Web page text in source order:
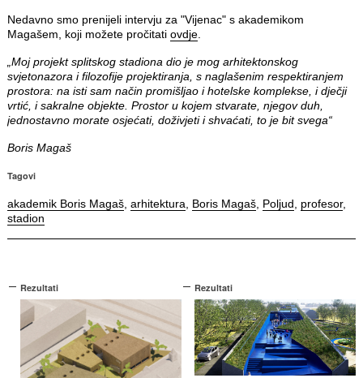
Nedavno smo prenijeli intervju za "Vijenac" s akademikom
Magašem, koji možete pročitati ovdje.
„Moj projekt splitskog stadiona dio je mog arhitektonskog
svjetonazora i filozofije projektiranja, s naglašenim respektiranjem
prostora: na isti sam način promišljao i hotelske komplekse, i dječji
vrtić, i sakralne objekte. Prostor u kojem stvarate, njegov duh,
jednostavno morate osjećati, doživjeti i shvaćati, to je bit svega“
Boris Magaš
Tagovi
akademik Boris Magaš, arhitektura, Boris Magaš, Poljud, profesor,
stadion
Rezultati Rezultati